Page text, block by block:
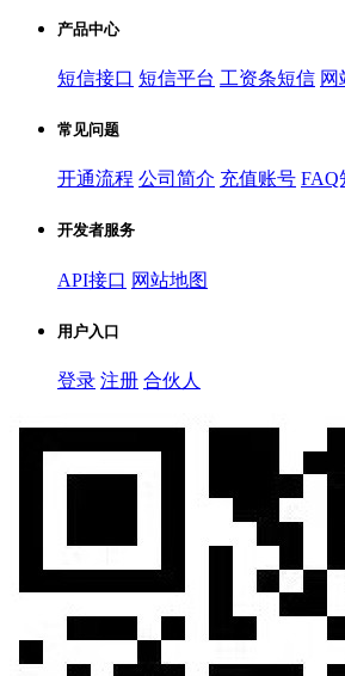
产品中心
短信接口 短信平台 工资条短信 网
常见问题
开通流程 公司简介 充值账号 FAQ
开发者服务
API接口 网站地图
用户入口
登录 注册 合伙人